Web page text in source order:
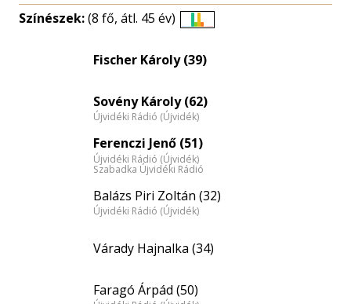
Színészek:(8 fő, átl. 45 év)
eloszlás
Fischer Károly (39)
Sovény Károly (62)
Újvidéki Rádió (Újvidék)
Ferenczi Jenő (51)
Újvidéki Rádió (Újvidék)
Szabadka Újvidéki Rádió
Balázs Piri Zoltán (32)
Újvidéki Rádió (Újvidék)
Várady Hajnalka (34)
Faragó Árpád (50)